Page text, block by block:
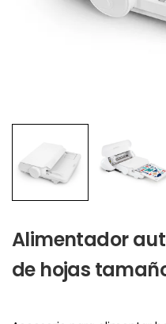
Alimentador
de hojas